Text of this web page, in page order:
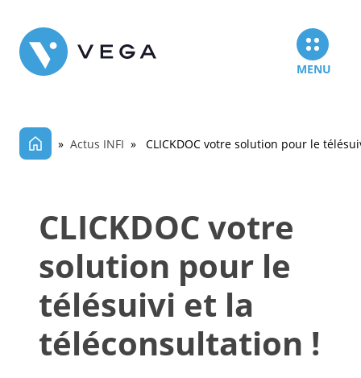
MENU
» Actus INFI » CLICKDOC votre solution pour le
CLICKDOC votre
solution pour le
télésuivi et la
téléconsultation !